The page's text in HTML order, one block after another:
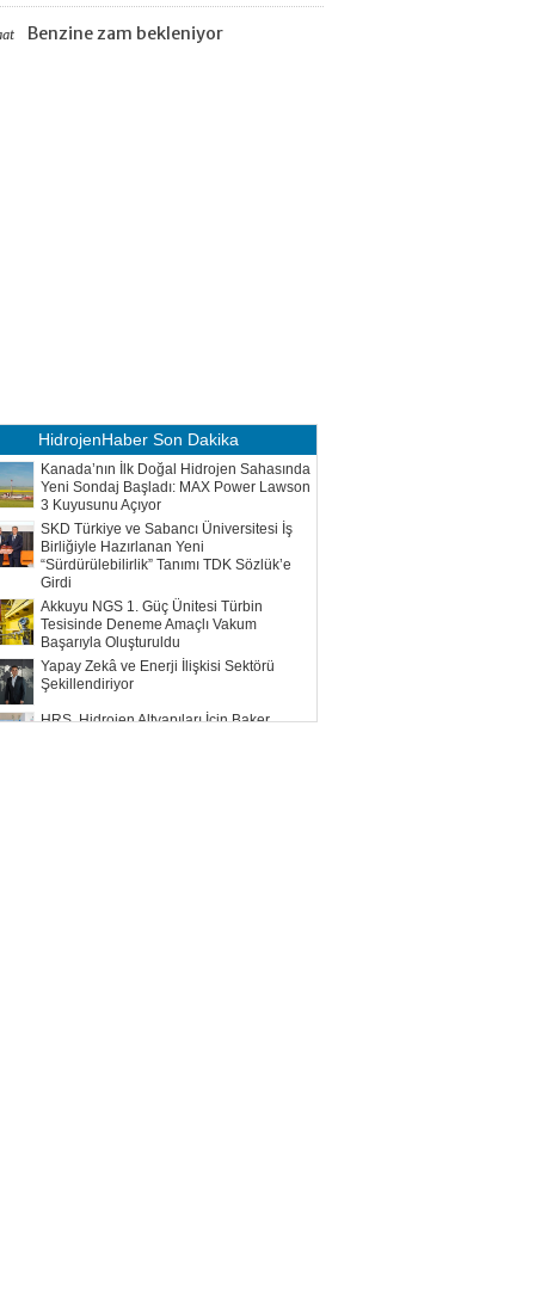
Benzine zam bekleniyor
HidrojenHaber Son Dakika
Kanada’nın İlk Doğal Hidrojen Sahasında
Yeni Sondaj Başladı: MAX Power Lawson
3 Kuyusunu Açıyor
SKD Türkiye ve Sabancı Üniversitesi İş
Birliğiyle Hazırlanan Yeni
“Sürdürülebilirlik” Tanımı TDK Sözlük’e
Girdi
Akkuyu NGS 1. Güç Ünitesi Türbin
Tesisinde Deneme Amaçlı Vakum
Başarıyla Oluşturuldu
Yapay Zekâ ve Enerji İlişkisi Sektörü
Şekillendiriyor
HRS, Hidrojen Altyapıları İçin Baker